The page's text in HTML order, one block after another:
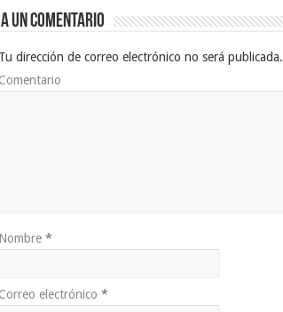
un comentario
Tu dirección de correo electrónico no será publicada.
Nombre *
electrónico *